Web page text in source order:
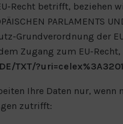
Recht betrifft, beziehen
PARLAMENTS
Grundverordnung der
Zugang zum EU-
TXT/
Ihre Daten nur, wenn
zutrifft: